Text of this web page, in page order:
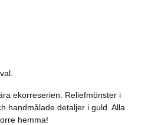
ekorreserien. Reliefmönster i
handmålade detaljer i guld. Alla
hemma!